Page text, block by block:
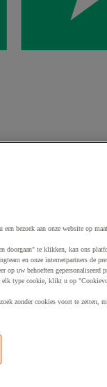
bezoek aan onze website op
doorgaan" te klikken, kan ons
en onze internetpartners de
op uw behoeften gepersonaliseerd
elk type cookie, klikt u op
zonder cookies voort te zetten,